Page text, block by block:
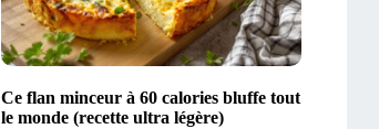
Ce flan minceur à 60 calories bluffe tout
le monde (recette ultra légère)